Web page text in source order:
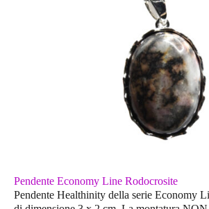
Pendente Economy Line Rodocrosite
Pendente Healthinity della serie Economy